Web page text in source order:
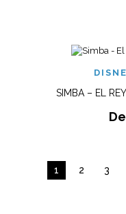
SIMBA – EL
1 2 3